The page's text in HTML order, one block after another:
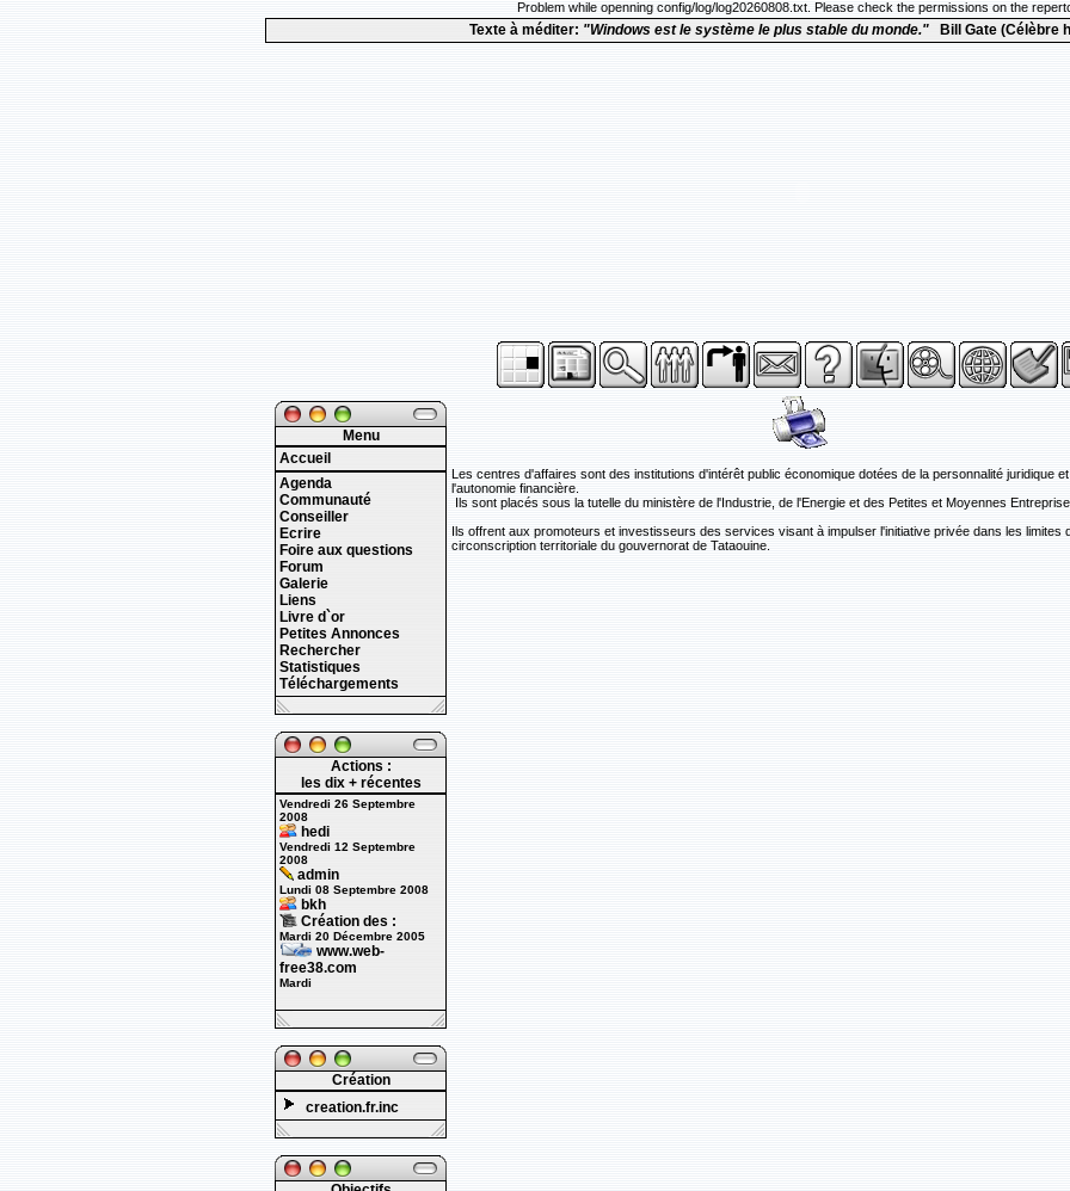
Problem while openning config/log/log20260808.txt. Please check the permissions on the
Texte à méditer: "Windows est le système le plus stable du monde."Bill Gate (Célèbre
Menu
Accueil
Agenda
Communauté
Conseiller
Ecrire
Foire aux questions
Forum
Galerie
Liens
Livre d`or
Petites Annonces
Rechercher
Statistiques
Téléchargements
Actions :
les dix + récentes
Vendredi 26 Septembre
2008
hedi
Vendredi 12 Septembre
2008
admin
Lundi 08 Septembre 2008
bkh
Création des :
Mardi 20 Décembre 2005
www.web-
free38.com
Mardi
Création
creation.fr.inc
Les centres d'affaires sont des institutions d'intérêt public économique dotées de la personnalité juridique
l'autonomie financière.
Ils sont placés sous la tutelle du ministère de l'Industrie, de l'Energie et des Petites et Moyennes
Ils offrent aux promoteurs et investisseurs des services visant à impulser l'initiative privée dans les limites
circonscription territoriale du gouvernorat de Tataouine.